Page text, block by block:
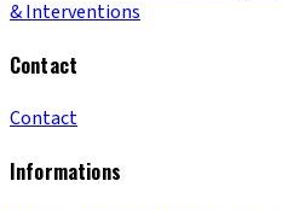
& Interventions
Contact
Contact
Informations